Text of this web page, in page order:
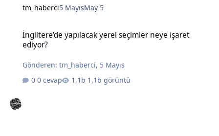
tm_haberci5 MayısMay 5
İngiltere'de yapılacak yerel seçimler neye işaret
ediyor?
Gönderen:tm_haberci, 5 Mayıs
0 cevap
1,1b görüntü